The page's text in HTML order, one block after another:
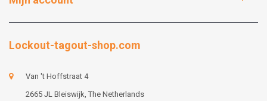
Lockout-tagout-shop.com
Van 't Hoffstraat 4
2665 JL Bleiswijk, The Netherlands